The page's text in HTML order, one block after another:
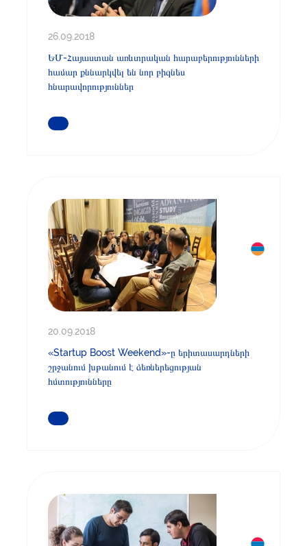
26.09.2018
ԵՄ-Հայաստան առևտրական հարաբերությունների
համար քննարկվել են նոր բիզնես
հնարավորություններ
ԿԱՐԴԱՑԵՔ ԱՎԵԼԻՆ
20.09.2018
«Startup Boost Weekend»-ը երիտասարդների
շրջանում խթանում է ձեռներեցության
հմտությունները
ԿԱՐԴԱՑԵՔ ԱՎԵԼԻՆ